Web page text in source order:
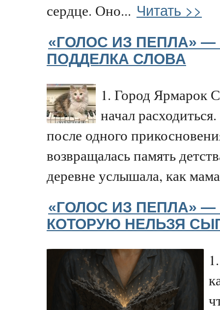
сердце. Оно... Читать >>
«ГОЛОС ИЗ ПЕПЛА» —
ПОДДЕЛКА СЛОВА
1. Город Ярмарок
начал
после одного
возвращалась память
деревне услышала, как
«ГОЛОС ИЗ ПЕПЛА» —
КОТОРУЮ НЕЛЬЗЯ